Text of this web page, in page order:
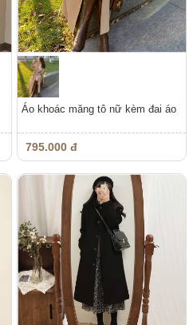
Áo khoác măng tô nữ kèm đai áo
795.000 đ